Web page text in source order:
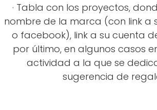
· Tabla con los proyectos,
nombre de la marca (con link a
o facebook), link a su cuenta
por último, en algunos casos
actividad a la que se
sugerencia de